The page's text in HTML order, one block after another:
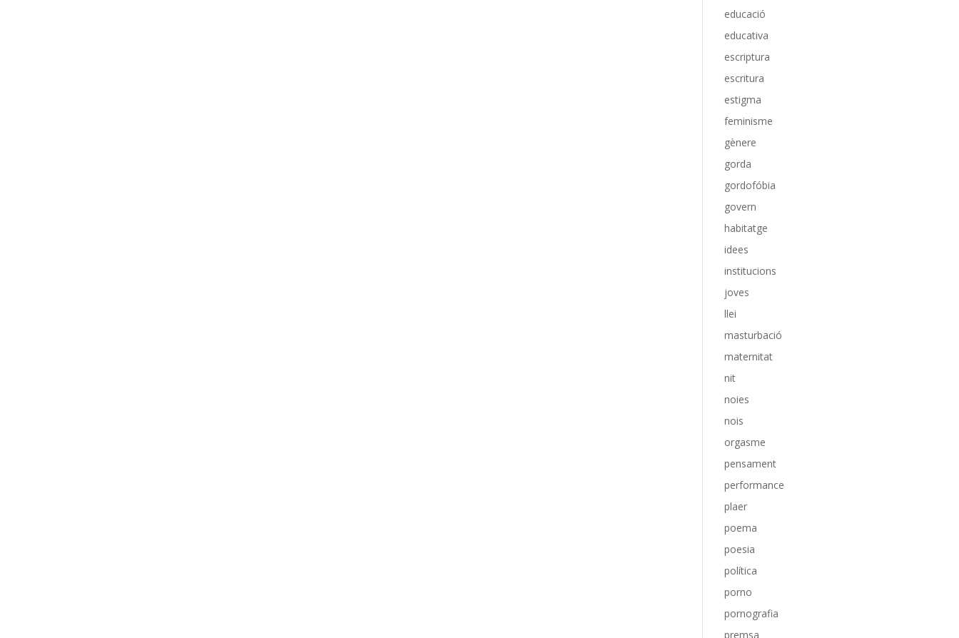
educació
educativa
escriptura
escritura
estigma
feminisme
gènere
gorda
gordofóbia
govern
habitatge
idees
institucions
joves
llei
masturbació
maternitat
nit
noies
nois
orgasme
pensament
performance
plaer
poema
poesia
política
porno
pornografia
premsa